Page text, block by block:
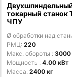
токарный станок
ЧПУ
Ø обработки над
РМЦ 220
Макс. обороты
3000
Мощность
4.00 кВт
Масса 2400 кг